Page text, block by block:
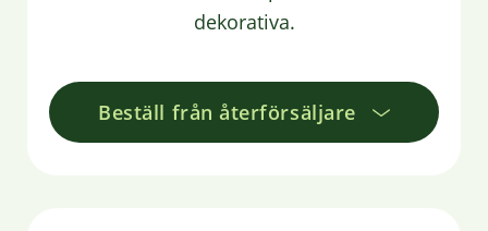
dekorativa.
Beställ från återförsäljare